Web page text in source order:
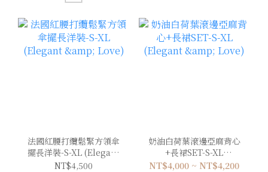
法國紅腰打纜鬆緊方領傘
擺長洋裝-S-XL (Elegant
& Love)
NT$4,500
奶油白荷葉滾邊亞麻背心
+長裙SET-S-XL
(Elegant & Love)
NT$4,000 ~ NT$4,200